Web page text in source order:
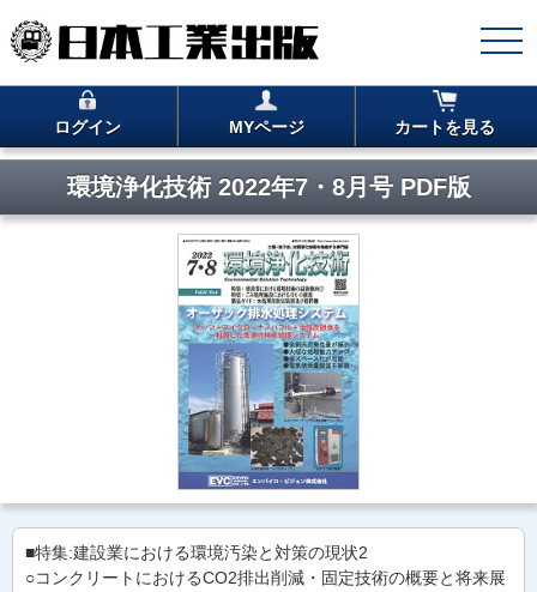
ログイン MYページ カートを見る
環境浄化技術 2022年7・8月号 PDF版
■特集:建設業における環境汚染と対策の現状2
○コンクリートにおけるCO2排出削減・固定技術の概要と将来展